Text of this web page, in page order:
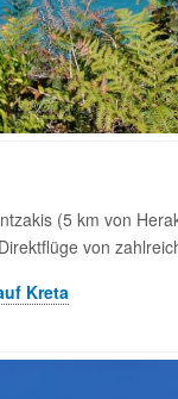
(5 km von
von
Kreta